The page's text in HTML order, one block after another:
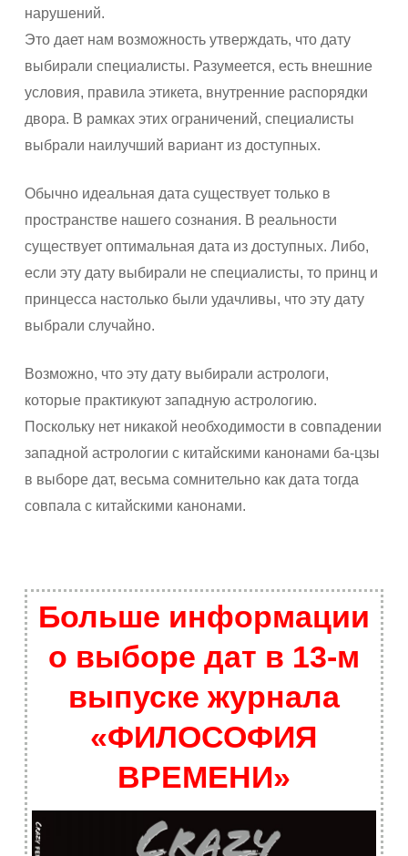
нарушений.
Это дает нам возможность утверждать, что дату
выбирали специалисты. Разумеется, есть внешние
условия, правила этикета, внутренние распорядки
двора. В рамках этих ограничений, специалисты
выбрали наилучший вариант из доступных.
Обычно идеальная дата существует только в
пространстве нашего сознания. В реальности
существует оптимальная дата из доступных. Либо,
если эту дату выбирали не специалисты, то принц и
принцесса настолько были удачливы, что эту дату
выбрали случайно.
Возможно, что эту дату выбирали астрологи,
которые практикуют западную астрологию.
Поскольку нет никакой необходимости в совпадении
западной астрологии с китайскими канонами ба-цзы
в выборе дат, весьма сомнительно как дата тогда
совпала с китайскими канонами.
Больше информации
о выборе дат в 13-м
выпуске журнала
«ФИЛОСОФИЯ
ВРЕМЕНИ»